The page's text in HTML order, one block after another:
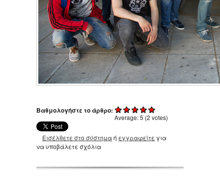
Βαθμολογήστε το άρθρο:
Average:5 (2 votes)
Εισέλθετε στο σύστημαή εγγραφείτε για
να υποβάλετε σχόλια